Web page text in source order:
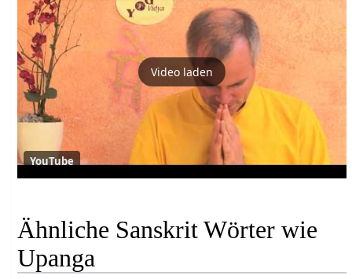
Video laden
YouTube
Ähnliche Sanskrit Wörter wie
Upanga